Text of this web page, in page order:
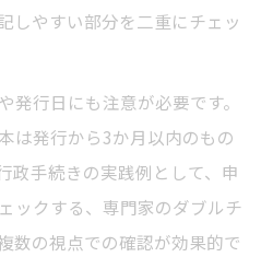
しやすい部分を二重にチェッ
発行日にも注意が必要です。
は発行から3か月以内のもの
政手続きの実践例として、申
ックする、専門家のダブルチ
数の視点での確認が効果的で